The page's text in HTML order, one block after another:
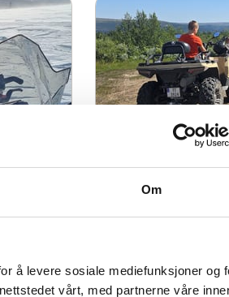
Om
å levere sosiale mediefunksjoner og
vårt, med partnerne våre
ATVs and